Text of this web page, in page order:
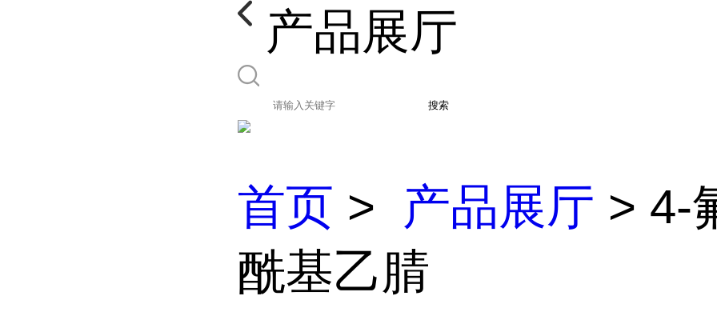
产品展厅
搜索
首页 > 产品展厅 > 4-
酰基乙腈